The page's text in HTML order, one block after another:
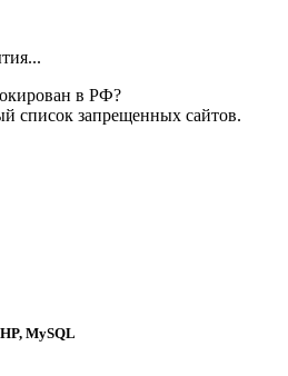
в РФ?
спиcок запрещенных сайтов.
MySQL